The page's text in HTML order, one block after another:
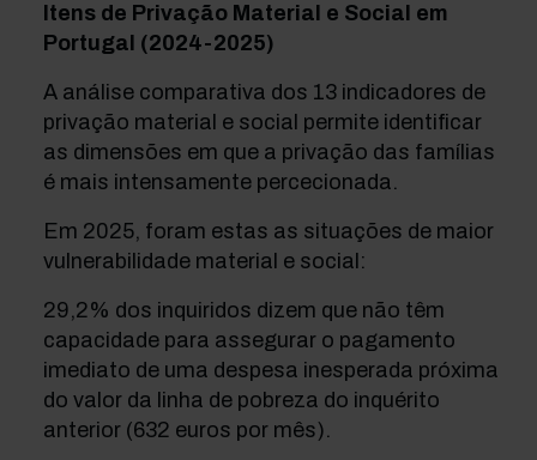
Itens de Privação Material e Social em
Portugal (2024-2025)
A análise comparativa dos 13 indicadores de
privação material e social permite identificar
as dimensões em que a privação das famílias
é mais intensamente percecionada.
Em 2025, foram estas as situações de maior
vulnerabilidade material e social:
29,2% dos inquiridos dizem que não têm
capacidade para assegurar o pagamento
imediato de uma despesa inesperada próxima
do valor da linha de pobreza do inquérito
anterior (632 euros por mês).